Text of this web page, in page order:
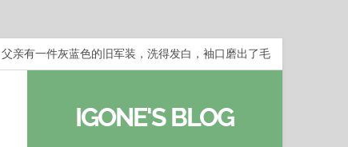
父亲有一件灰蓝色的旧军装，洗得发白，袖口磨出了毛
梁冬：有一些人在某个阶段掌握了第一性原理，完成了一
IGONE'S BLOG